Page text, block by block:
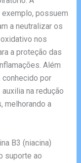
possuem
a neutralizar os
nos
a proteção das
Além
por
na redução
melhorando a
B3 (niacina)
suporte ao